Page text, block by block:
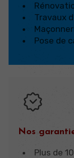
Travaux
Pose de
Nos
Plus de